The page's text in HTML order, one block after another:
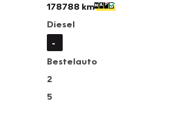
178788 km
Diesel
-
Bestelauto
2
5